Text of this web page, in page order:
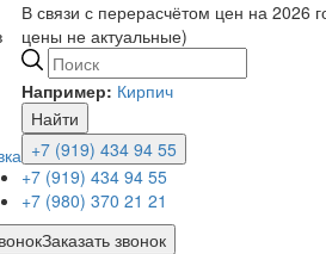
В связи с перерасчётом цен на 2026
цены не актуальные)
Например: Кирпич
Найти
+7 (919) 434 94 55
+7 (919) 434 94 55
+7 (980) 370 21 21
Заказать звонок